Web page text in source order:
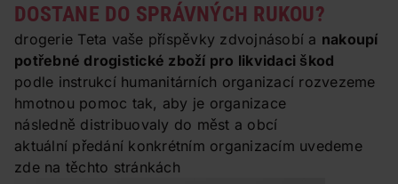
DOSTANE DO SPRÁVNÝCH RUKOU?
drogerie Teta vaše příspěvky zdvojnásobí a nakoupí
potřebné drogistické zboží pro likvidaci škod
podle instrukcí humanitárních organizací rozvezeme
hmotnou pomoc tak, aby je organizace
následně distribuovaly do měst a obcí
aktuální předání konkrétním organizacím uvedeme
zde na těchto stránkách